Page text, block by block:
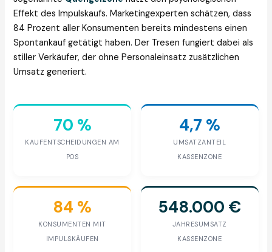
Effekt des Impulskaufs. Marketingexperten schätzen, dass
84 Prozent aller Konsumenten bereits mindestens einen
Spontankauf getätigt haben. Der Tresen fungiert dabei als
stiller Verkäufer, der ohne Personaleinsatz zusätzlichen
Umsatz generiert.
70 %
KAUFENTSCHEIDUNGEN AM
POS
4,7 %
UMSATZANTEIL
KASSENZONE
84 %
KONSUMENTEN MIT
IMPULSKÄUFEN
548.000 €
JAHRESUMSATZ
KASSENZONE